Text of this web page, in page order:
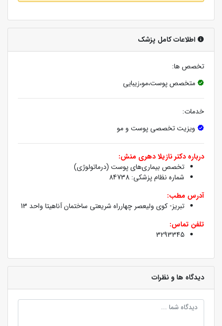
اطلاعات کامل پزشک
تخصص ها:
متخصص پوست،مو،زیبایی
خدمات:
ویزیت تخصصی پوست و مو
درباره دکتر نازیلا دهری منش:
تخصص بیماری‌های پوست (درماتولوژی)
شماره نظام پزشکی: 84738
آدرس مطب:
تبریز- کوی ولیعصر چهارراه شریعتی ساختمان آناهیتا واحد 13
تلفن تماس:
3293345
دیدگاه ها و نظرات